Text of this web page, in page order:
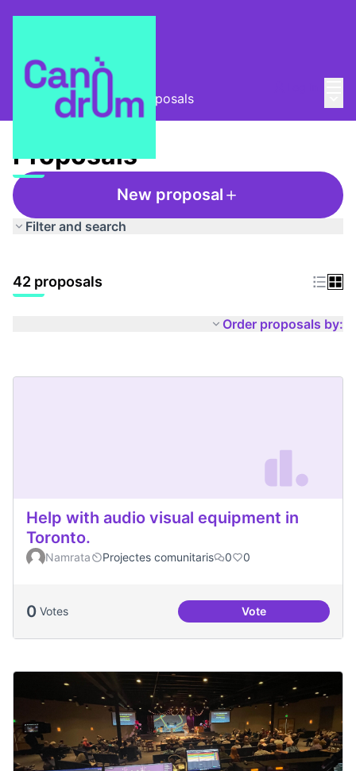
Taula Comunitària / Proposals
Proposals
New proposal
Filter and search
42 proposals
Order proposals by:
Help with audio visual equipment in
Toronto.
Namrata Projectes comunitaris 0 0
0 Votes VoteHelp with audio